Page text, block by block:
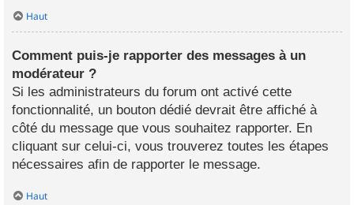
Haut
Comment puis-je rapporter des messages à un
modérateur ?
Si les administrateurs du forum ont activé cette
fonctionnalité, un bouton dédié devrait être affiché à
côté du message que vous souhaitez rapporter. En
cliquant sur celui-ci, vous trouverez toutes les étapes
nécessaires afin de rapporter le message.
Haut